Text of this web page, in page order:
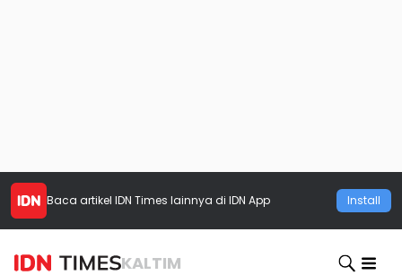
Baca artikel IDN Times lainnya di IDN App Install
KALTIM